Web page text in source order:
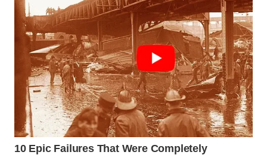
WAHANA
Wahana
Network
KONSUMEN
LISTRIK
MASYARAKAT
KELISTRIKAN